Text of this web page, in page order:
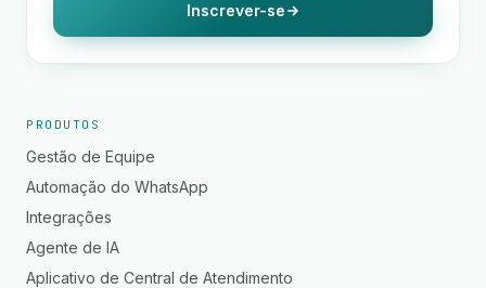
Inscrever-se
PRODUTOS
Gestão de Equipe
Automação do WhatsApp
Integrações
Agente de IA
Aplicativo de Central de Atendimento